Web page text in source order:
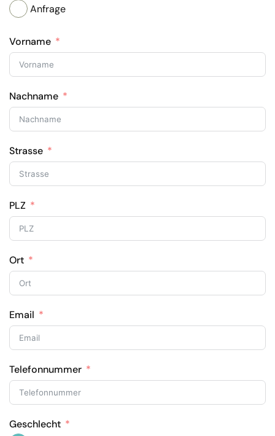
Anfrage
Vorname
Nachname
Strasse
PLZ
Ort
Email
Telefonnummer
Geschlecht